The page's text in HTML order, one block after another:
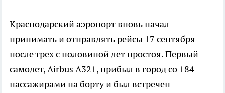
Краснодарский аэропорт вновь начал
принимать и отправлять рейсы 17 сентября
после трех с половиной лет простоя. Первый
самолет, Airbus A321, прибыл в город со 184
пассажирами на борту и был встречен